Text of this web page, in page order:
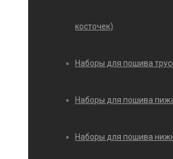
косточек)
Наборы для пошива
Наборы для пошива
Наборы для пошива